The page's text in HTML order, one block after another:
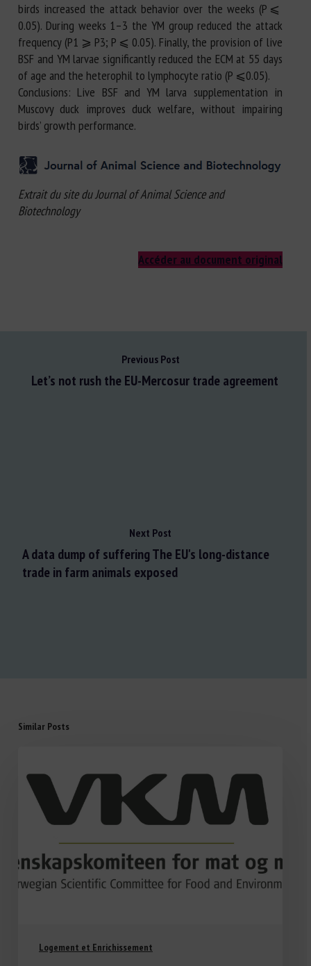
birds increased the attack behavior over the weeks (P ⩽
0.05). During weeks 1–3 the YM group reduced the attack
frequency (P1 ⩾ P3; P ⩽ 0.05). Finally, the provision of live
BSF and YM larvae significantly reduced the ECM at 55 days
of age and the heterophil to lymphocyte ratio (P ⩽0.05).
Conclusions: Live BSF and YM larva supplementation in
Muscovy duck improves duck welfare, without impairing
birds’ growth performance.
Extrait du site du Journal of Animal Science and
Biotechnology
Accéder au document original
Previous Post
Let’s not rush the EU-Mercosur trade agreement
Next Post
A data dump of suffering The EU's long-distance
trade in farm animals exposed
Similar Posts
Logement et Enrichissement